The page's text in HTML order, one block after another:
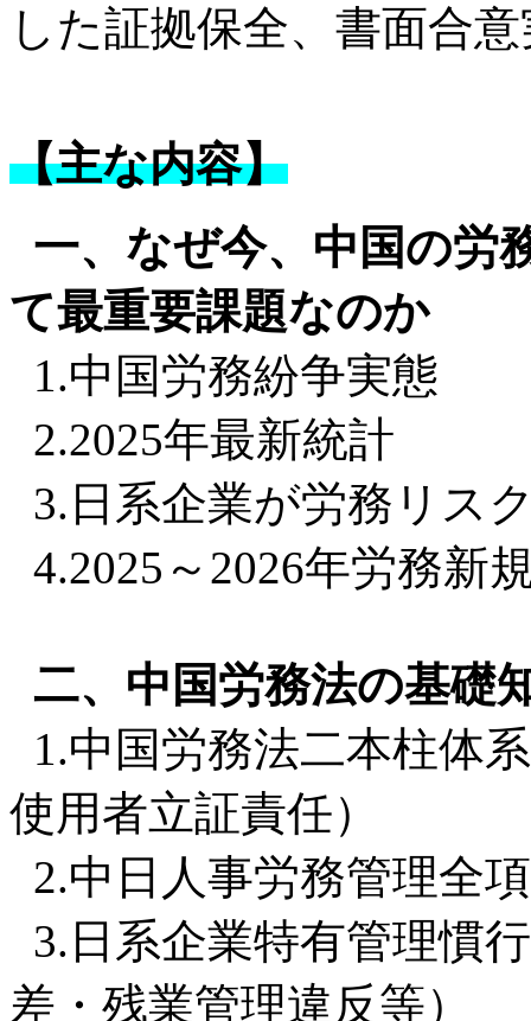
した証拠保全、書面合
【主な内容】
一、なぜ今、中国の労
て最重要課題なのか
1.中国労務紛争実態
2.2025年最新統計
3.日系企業が労務リス
4.2025～2026年労務新
二、中国労務法の基礎
1.中国労務法二本柱体
使用者立証責任）
2.中日人事労務管理全
3.日系企業特有管理慣
差・残業管理違反等）